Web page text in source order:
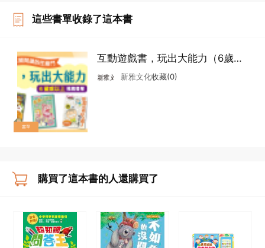
這些書單收錄了這本書
書單
互動遊戲書，玩出大能力（6歲或
以上）新雅文化收藏(0)
購買了這本書的人還購買了